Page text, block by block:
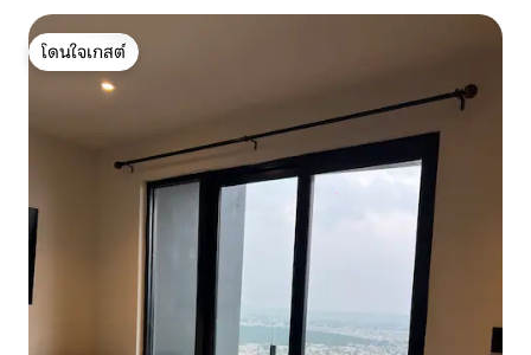
โดนใจเกสต์
โดนใจเกสต์